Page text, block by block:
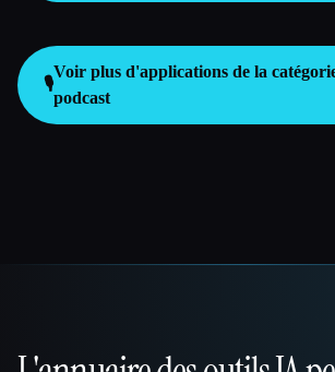
🎙️
Voir plus d'applications de la
podcast